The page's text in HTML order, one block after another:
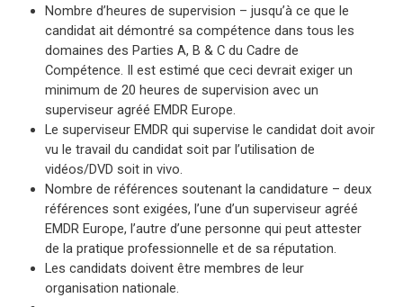
Nombre d’heures de supervision – jusqu’à ce que le
candidat ait démontré sa compétence dans tous les
domaines des Parties A, B & C du Cadre de
Compétence. Il est estimé que ceci devrait exiger un
minimum de 20 heures de supervision avec un
superviseur agréé EMDR Europe.
Le superviseur EMDR qui supervise le candidat doit avoir
vu le travail du candidat soit par l’utilisation de
vidéos/DVD soit in vivo.
Nombre de références soutenant la candidature – deux
références sont exigées, l’une d’un superviseur agréé
EMDR Europe, l’autre d’une personne qui peut attester
de la pratique professionnelle et de sa réputation.
Les candidats doivent être membres de leur
organisation nationale.